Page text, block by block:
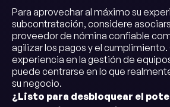
Para aprovechar al máximo su
subcontratación, considere
proveedor de nómina confiable
agilizar los pagos y el cumplimiento.
experiencia en la gestión de
puede centrarse en lo que
su negocio.
¿Listo para desbloquear el